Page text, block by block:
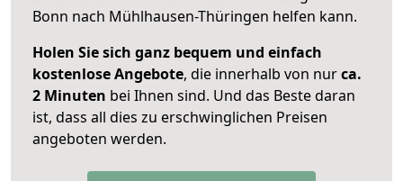
Bonn nach Mühlhausen-Thüringen helfen kann.
Holen Sie sich ganz bequem und einfach
kostenlose Angebote, die innerhalb von nurca.
2 Minuten bei Ihnen sind. Und das Beste daran
ist, dass all dies zu erschwinglichen Preisen
angeboten werden.